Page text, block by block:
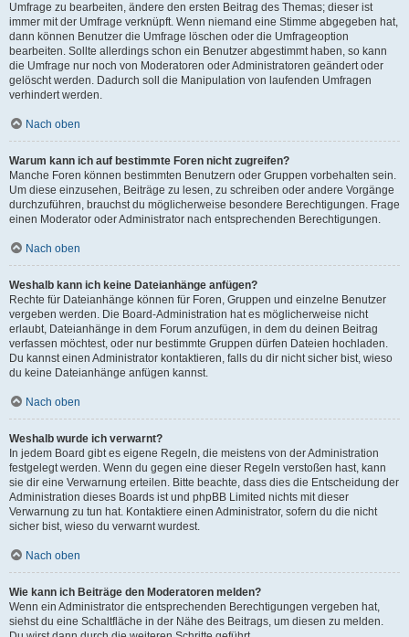
Umfrage zu bearbeiten, ändere den ersten Beitrag des Themas; dieser ist
immer mit der Umfrage verknüpft. Wenn niemand eine Stimme abgegeben hat,
dann können Benutzer die Umfrage löschen oder die Umfrageoption
bearbeiten. Sollte allerdings schon ein Benutzer abgestimmt haben, so kann
die Umfrage nur noch von Moderatoren oder Administratoren geändert oder
gelöscht werden. Dadurch soll die Manipulation von laufenden Umfragen
verhindert werden.
Nach oben
Warum kann ich auf bestimmte Foren nicht zugreifen?
Manche Foren können bestimmten Benutzern oder Gruppen vorbehalten sein.
Um diese einzusehen, Beiträge zu lesen, zu schreiben oder andere Vorgänge
durchzuführen, brauchst du möglicherweise besondere Berechtigungen. Frage
einen Moderator oder Administrator nach entsprechenden Berechtigungen.
Nach oben
Weshalb kann ich keine Dateianhänge anfügen?
Rechte für Dateianhänge können für Foren, Gruppen und einzelne Benutzer
vergeben werden. Die Board-Administration hat es möglicherweise nicht
erlaubt, Dateianhänge in dem Forum anzufügen, in dem du deinen Beitrag
verfassen möchtest, oder nur bestimmte Gruppen dürfen Dateien hochladen.
Du kannst einen Administrator kontaktieren, falls du dir nicht sicher bist, wieso
du keine Dateianhänge anfügen kannst.
Nach oben
Weshalb wurde ich verwarnt?
In jedem Board gibt es eigene Regeln, die meistens von der Administration
festgelegt werden. Wenn du gegen eine dieser Regeln verstoßen hast, kann
sie dir eine Verwarnung erteilen. Bitte beachte, dass dies die Entscheidung der
Administration dieses Boards ist und phpBB Limited nichts mit dieser
Verwarnung zu tun hat. Kontaktiere einen Administrator, sofern du die nicht
sicher bist, wieso du verwarnt wurdest.
Nach oben
Wie kann ich Beiträge den Moderatoren melden?
Wenn ein Administrator die entsprechenden Berechtigungen vergeben hat,
siehst du eine Schaltfläche in der Nähe des Beitrags, um diesen zu melden.